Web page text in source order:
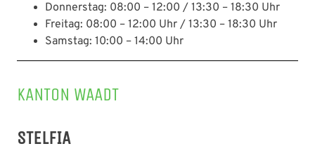
Donnerstag: 08:00 – 12:00 / 13:30 – 18:30 Uhr
Freitag: 08:00 – 12:00 Uhr / 13:30 – 18:30 Uhr
Samstag: 10:00 – 14:00 Uhr
KANTON WAADT
STELFIA